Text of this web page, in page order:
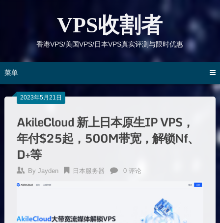
VPS收割者
香港VPS/美国VPS/日本VPS真实评测与限时优惠
菜单
2023年5月21日
AkileCloud 新上日本原生IP VPS，
年付$25起，500M带宽，解锁Nf、
D+等
By Jayden 日本服务器 0 评论